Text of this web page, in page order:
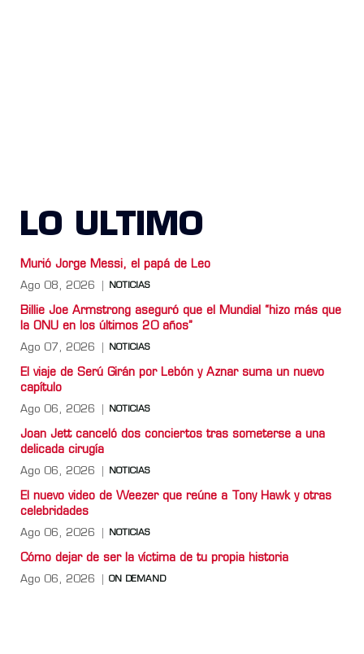
LO ULTIMO
Murió Jorge Messi, el papá de Leo
Ago 08, 2026 NOTICIAS
Billie Joe Armstrong aseguró que el Mundial “hizo más que
la ONU en los últimos 20 años”
Ago 07, 2026 NOTICIAS
El viaje de Serú Girán por Lebón y Aznar suma un nuevo
capítulo
Ago 06, 2026 NOTICIAS
Joan Jett canceló dos conciertos tras someterse a una
delicada cirugía
Ago 06, 2026 NOTICIAS
El nuevo video de Weezer que reúne a Tony Hawk y otras
celebridades
Ago 06, 2026 NOTICIAS
Cómo dejar de ser la víctima de tu propia historia
Ago 06, 2026 ON DEMAND